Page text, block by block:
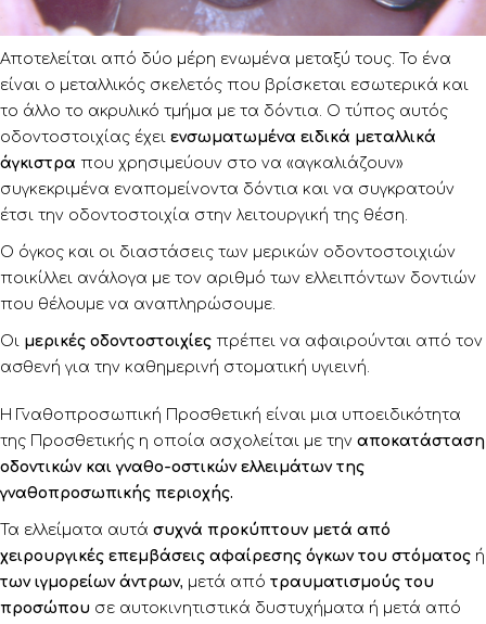
Αποτελείται από δύο μέρη ενωμένα μεταξύ τους. Το ένα
είναι ο μεταλλικός σκελετός που βρίσκεται εσωτερικά και
το άλλο το ακρυλικό τμήμα με τα δόντια. Ο τύπος αυτός
οδοντοστοιχίας έχει ενσωματωμένα ειδικά μεταλλικά
άγκιστρα που χρησιμεύουν στο να «αγκαλιάζουν»
συγκεκριμένα εναπομείνοντα δόντια και να συγκρατούν
έτσι την οδοντοστοιχία στην λειτουργική της θέση.
Ο όγκος και οι διαστάσεις των μερικών οδοντοστοιχιών
ποικίλλει ανάλογα με τον αριθμό των ελλειπόντων δοντιών
που θέλουμε να αναπληρώσουμε.
Οι μερικές οδοντοστοιχίες πρέπει να αφαιρούνται από τον
ασθενή για την καθημερινή στοματική υγιεινή.
Η Γναθοπροσωπική Προσθετική είναι μια υποειδικότητα
της Προσθετικής η οποία ασχολείται με την αποκατάσταση
οδοντικών και γναθο-οστικών ελλειμάτων της
γναθοπροσωπικής περιοχής.
Τα ελλείματα αυτά συχνά προκύπτουν μετά από
χειρουργικές επεμβάσεις αφαίρεσης όγκων του στόματος ή
των ιγμορείων άντρων, μετά από τραυματισμούς του
προσώπου σε αυτοκινητιστικά δυστυχήματα ή μετά από